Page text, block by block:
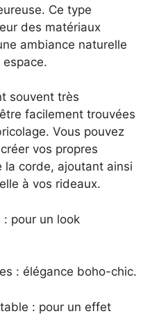
Ce type
des matériaux
ambiance naturelle
souvent très
facilement trouvées
Vous pouvez
vos propres
corde, ajoutant ainsi
à vos rideaux.
pour un look
: élégance boho-chic.
: pour un effet